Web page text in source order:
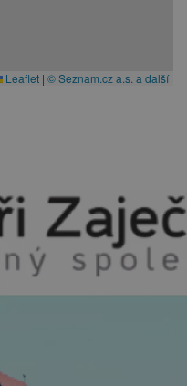
Leaflet | © Seznam.cz a.s. a další